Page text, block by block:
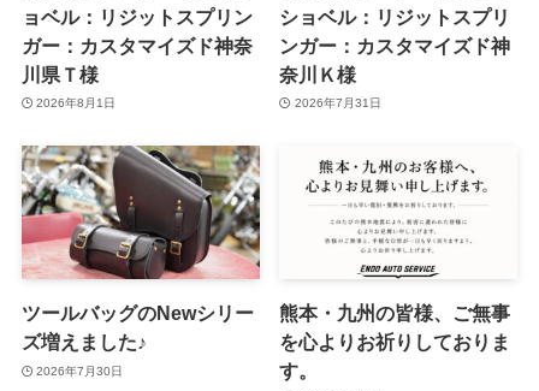
ョベル：リジットスプリン
ガー：カスタマイズド神奈
川県Ｔ様
2026年8月1日
ショベル：リジットスプリ
ンガー：カスタマイズド神
奈川Ｋ様
2026年7月31日
ツールバッグのNewシリー
ズ増えました♪
2026年7月30日
熊本・九州の皆様、ご無事
を心よりお祈りしておりま
す。